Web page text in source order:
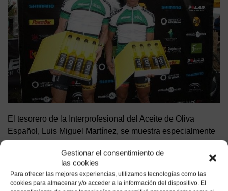
Gestionar el consentimiento de
las cookies
Para ofrecer las mejores experiencias, utilizamos tecnologías como las
cookies para almacenar y/o acceder a la información del dispositivo. El
El tesorero de la Interprofesional del Aceite de Oliva
Español, Luis Miguel Martínez, se muestra especialmente
satisfecho por esta iniciativa: “Aceites de Oliva de España
lleva años promocionando nuestros aceites por todo el
mundo. Pero no nos conformamos con ello. También
queremos que conozcan dónde nacen los mejores